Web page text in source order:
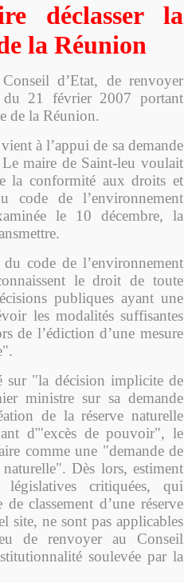
déclasser la
la Réunion
d’Etat, de renvoyer
du 21 février 2007 portant
de la Réunion.
à l’appui de sa demande
maire de Saint-leu voulait
la conformité aux droits et
code de l’environnement
le 10 décembre, la
code de l’environnement
le droit de toute
publiques ayant une
les modalités suffisantes
de l’édiction d’une mesure
sur "la décision implicite de
ministre sur sa demande
de la réserve naturelle
d'"excès de pouvoir", le
comme une "demande de
naturelle". Dès lors, estiment
critiquées, qui
classement d’une réserve
site, ne sont pas applicables
de renvoyer au Conseil
soulevée par la